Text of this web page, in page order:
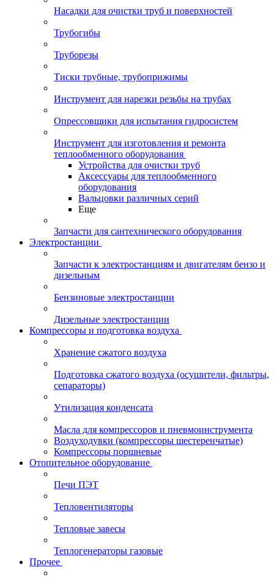
Насадки для очистки труб и поверхностей
Трубогибы
Труборезы
Тиски трубные, трубоприжимы
Инструмент для нарезки резьбы на трубах
Опрессовщики для испытания гидросистем
Инструмент для изготовления и ремонта
теплообменного оборудования
Устройства для очистки труб
Аксессуары для теплообменного
оборудования
Вальцовки различных серий
Еще
Запчасти для сантехнического оборудования
Электростанции
Запчасти к электростанциям и двигателям бензо и
дизельным
Бензиновые электростанции
Дизельные электростанции
Компрессоры и подготовка воздуха
Хранение сжатого воздуха
Подготовка сжатого воздуха (осушители, фильтры,
сепараторы)
Утилизация конденсата
Масла для компрессоров и пневмоинструмента
Воздуходувки (компрессоры шестеренчатые)
Компрессоры поршневые
Отопительное оборудование
Печи ПЭТ
Тепловентиляторы
Тепловые завесы
Теплогенераторы газовые
Прочее